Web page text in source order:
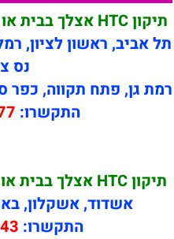
תיקון HTC אצלך בבית או במשרד
תל אביב, ראשון לציון,
נס
רמת גן, פתח תקווה, כפר
התקשרו:
תיקון HTC אצלך בבית או במשרד
אשדוד, אשקלון,
התקשרו: